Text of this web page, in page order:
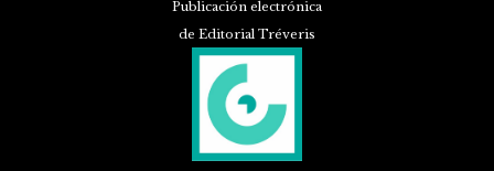
Publicación electrónica
de Editorial Tréveris